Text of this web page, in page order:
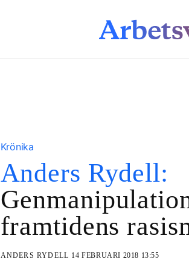
Krönika
Anders Rydell:
framtidens
ANDERS RYDELL 14 FEBRUARI 2018 13:55